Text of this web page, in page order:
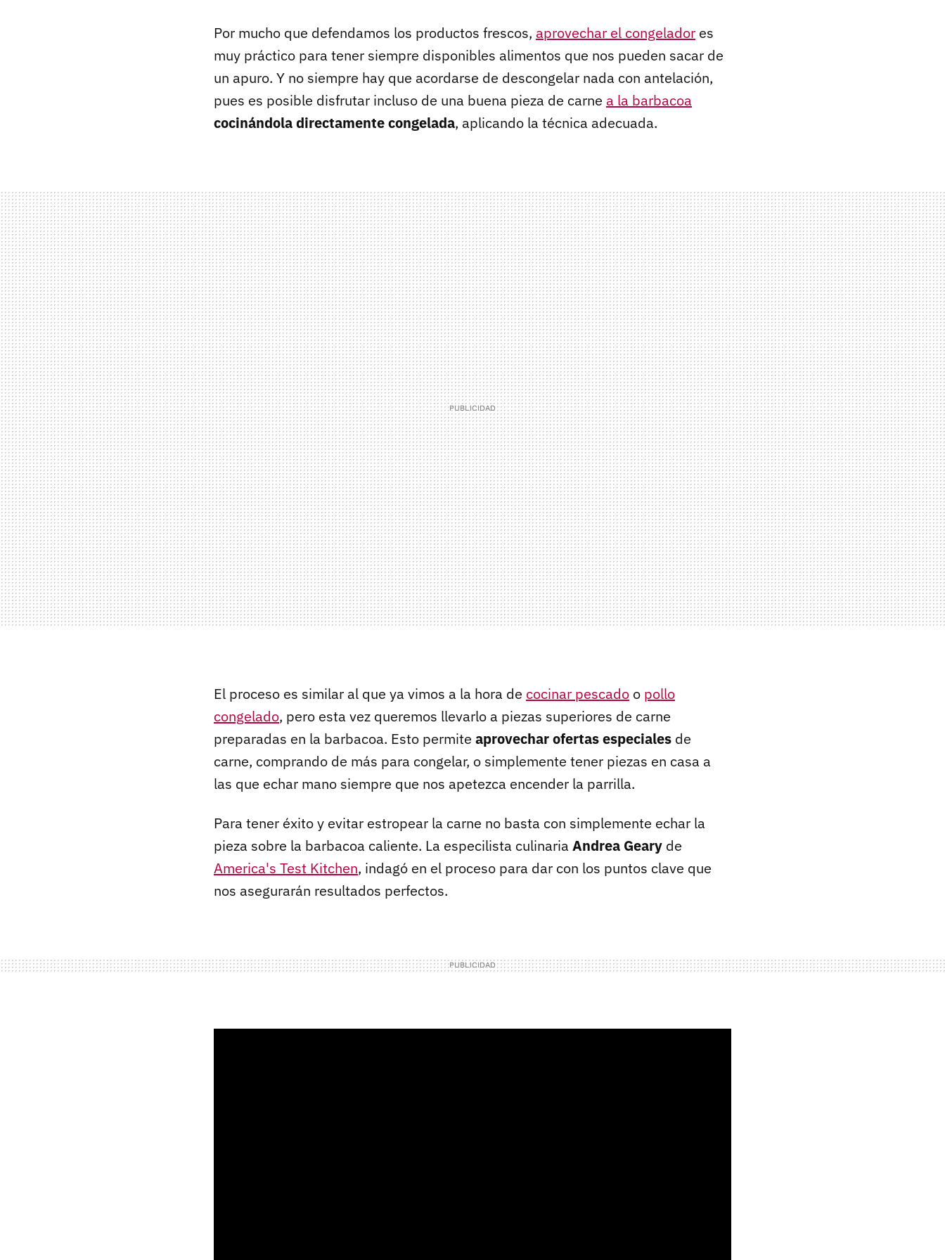
Por mucho que defendamos los productos frescos, aprovechar el congelador es
muy práctico para tener siempre disponibles alimentos que nos pueden sacar de
un apuro. Y no siempre hay que acordarse de descongelar nada con antelación,
pues es posible disfrutar incluso de una buena pieza de carne a la barbacoa
cocinándola directamente congelada, aplicando la técnica adecuada.
El proceso es similar al que ya vimos a la hora de cocinar pescado o pollo
congelado, pero esta vez queremos llevarlo a piezas superiores de carne
preparadas en la barbacoa. Esto permite aprovechar ofertas especiales de
carne, comprando de más para congelar, o simplemente tener piezas en casa a
las que echar mano siempre que nos apetezca encender la parrilla.
Para tener éxito y evitar estropear la carne no basta con simplemente echar la
pieza sobre la barbacoa caliente. La especilista culinaria Andrea Geary de
America's Test Kitchen, indagó en el proceso para dar con los puntos clave que
nos asegurarán resultados perfectos.